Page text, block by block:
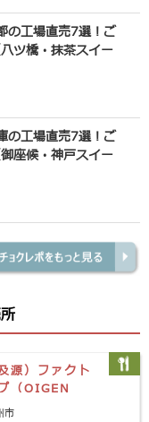
の工場直売7選！ご
ツ橋・抹茶スイー
の工場直売7選！ご
座候・神戸スイー
源）ファクト
（OIGEN
）
市